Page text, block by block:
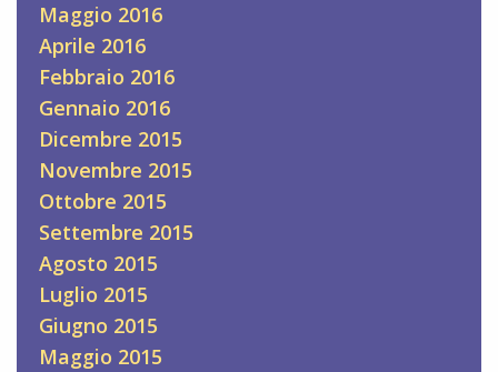
Maggio 2016
Aprile 2016
Febbraio 2016
Gennaio 2016
Dicembre 2015
Novembre 2015
Ottobre 2015
Settembre 2015
Agosto 2015
Luglio 2015
Giugno 2015
Maggio 2015